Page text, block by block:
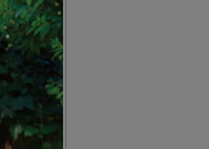
no haría falta denunciar
de la